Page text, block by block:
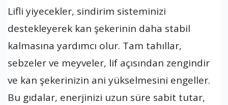
Lifli yiyecekler, sindirim sisteminizi
destekleyerek kan şekerinin daha stabil
kalmasına yardımcı olur. Tam tahıllar,
sebzeler ve meyveler, lif açısından zengindir
ve kan şekerinizin ani yükselmesini engeller.
Bu gıdalar, enerjinizi uzun süre sabit tutar,